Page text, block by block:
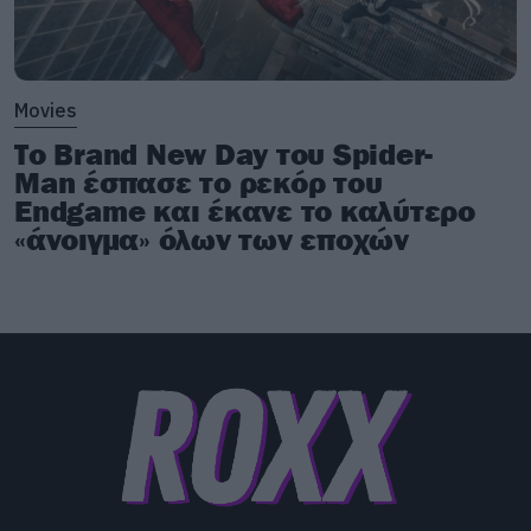
ένα oldschool ύφος που ακουμπά στο US metal
των ’80s.
City: η επόμενη μεγάλη μπάντα του
Movies
Το Brand New Day του Spider-
Man έσπασε το ρεκόρ του
Endgame και έκανε το καλύτερο
«άνοιγμα» όλων των εποχών